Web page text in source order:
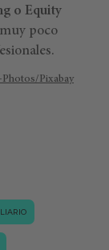
o Equity
poco
Photos/Pixabay